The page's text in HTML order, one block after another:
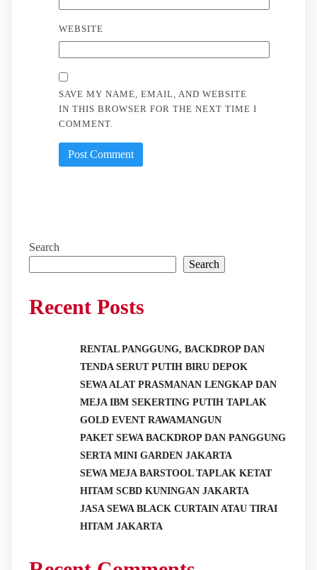
WEBSITE
SAVE MY NAME, EMAIL, AND WEBSITE
IN THIS BROWSER FOR THE NEXT TIME I
COMMENT.
Search
Search
Recent Posts
RENTAL PANGGUNG, BACKDROP DAN
TENDA SERUT PUTIH BIRU DEPOK
SEWA ALAT PRASMANAN LENGKAP DAN
MEJA IBM SEKERTING PUTIH TAPLAK
GOLD EVENT RAWAMANGUN
PAKET SEWA BACKDROP DAN PANGGUNG
SERTA MINI GARDEN JAKARTA
SEWA MEJA BARSTOOL TAPLAK KETAT
HITAM SCBD KUNINGAN JAKARTA
JASA SEWA BLACK CURTAIN ATAU TIRAI
HITAM JAKARTA